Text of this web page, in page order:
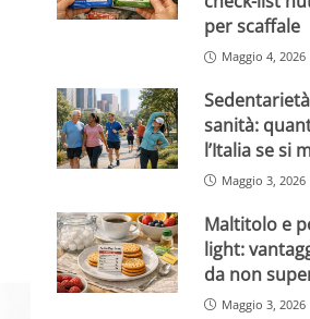
per scaffale
Maggio 4, 2026
sanità:
l’Italia se si
Maggio 3, 2026
Maltitolo e
light:
da non
Maggio 3, 2026